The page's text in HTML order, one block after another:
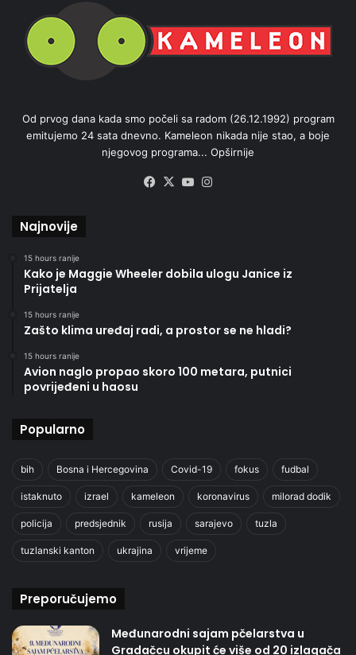
Od prvog dana kada smo počeli sa radom (26.12.1992) program
emitujemo 24 sata dnevno. Kameleon nikada nije stao, a boje
njegovog programa... Opširnije
Facebook
X YouTube
Najnovije
15 hours ranije
Kako je Maggie Wheeler dobila ulogu Janice iz
Prijatelja
15 hours ranije
Zašto klima uređaj radi, a prostor se ne hladi?
15 hours ranije
Avion naglo propao skoro 100 metara, putnici
povrijeđeni u haosu
Popularno
bih Bosna i Hercegovina Covid-19 fokus fudbal
istaknuto izrael kameleon koronavirus milorad dodik
policija predsjednik rusija sarajevo tuzla
tuzlanski kanton ukrajina vrijeme
Preporučujemo
Međunarodni sajam pčelarstva u
Gradačcu okupit će više od 20 izlagača